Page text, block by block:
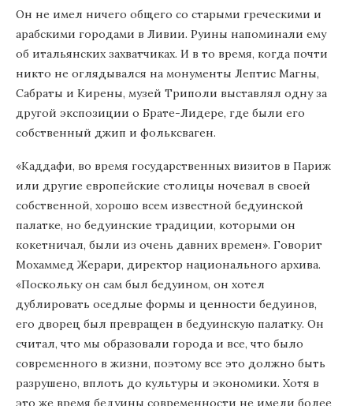
Он не имел ничего общего со старыми греческими и
арабскими городами в Ливии. Руины напоминали ему
об итальянских захватчиках. И в то время, когда почти
никто не оглядывался на монументы Лептис Магны,
Сабраты и Кирены, музей Триполи выставлял одну за
другой экспозиции о Брате-Лидере, где были его
собственный джип и фольксваген.
«Каддафи, во время государственных визитов в Париж
или другие европейские столицы ночевал в своей
собственной, хорошо всем известной бедуинской
палатке, но бедуинские традиции, которыми он
кокетничал, были из очень давних времен». Говорит
Мохаммед Жерари, директор национального архива.
«Поскольку он сам был бедуином, он хотел
дублировать оседлые формы и ценности бедуинов,
его дворец был превращен в бедуинскую палатку. Он
считал, что мы образовали города и все, что было
современного в жизни, поэтому все это должно быть
разрушено, вплоть до культуры и экономики. Хотя в
это же время бедуины современности не имели более